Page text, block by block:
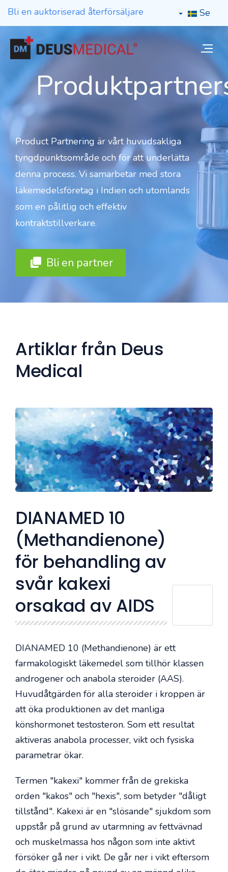
Bli en auktoriserad återförsäljare Se
Product Partnering är vårt huvudsakliga
tyngdpunktsområde och för att underlätta
denna process. Vi samarbetar med stora
läkemedelsföretag i Indien och utomlands
som en pålitlig och effektiv
kontraktstillverkare.
Bli en partner
Artiklar från Deus
Medical
DIANAMED 10
(Methandienone)
för behandling av
svår kakexi
orsakad av AIDS
DIANAMED 10 (Methandienone) är ett
farmakologiskt läkemedel som tillhör klassen
androgener och anabola steroider (AAS).
Huvudåtgärden för alla steroider i kroppen är
att öka produktionen av det manliga
könshormonet testosteron. Som ett resultat
aktiveras anabola processer, vikt och fysiska
parametrar ökar.
Termen "kakexi" kommer från de grekiska
orden "kakos" och "hexis", som betyder "dåligt
tillstånd". Kakexi är en "slösande" sjukdom som
uppstår på grund av utarmning av fettvävnad
och muskelmassa hos någon som inte aktivt
försöker gå ner i vikt. De går ner i vikt eftersom